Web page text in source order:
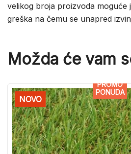
velikog broja proizvoda moguće
greška na čemu se unapred
Možda će vam
NOVO
PROMO
PONUDA